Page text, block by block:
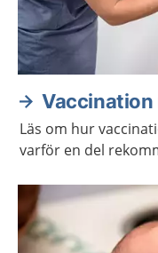
Vaccination
Läs om hur
varför en del